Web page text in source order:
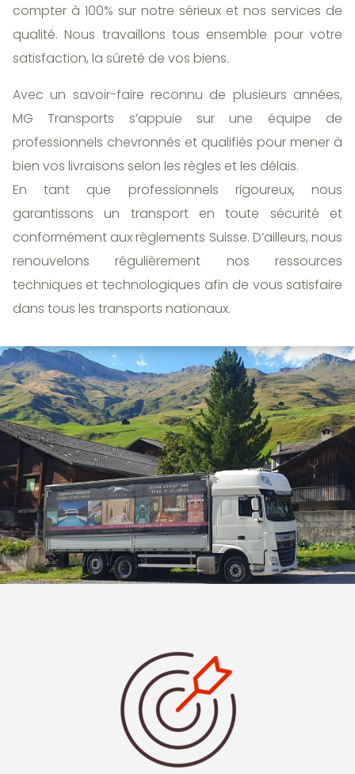
compter à 100% sur notre sérieux et nos services de
qualité. Nous travaillons tous ensemble pour votre
satisfaction, la sûreté de vos biens.
Avec un savoir-faire reconnu de plusieurs années,
MG Transports s’appuie sur une équipe de
professionnels chevronnés et qualifiés pour mener à
bien vos livraisons selon les règles et les délais.
En tant que professionnels rigoureux, nous
garantissons un transport en toute sécurité et
conformément aux règlements Suisse. D’ailleurs, nous
renouvelons régulièrement nos ressources
techniques et technologiques afin de vous satisfaire
dans tous les transports nationaux.